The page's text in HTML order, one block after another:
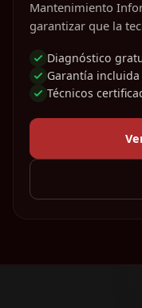
Mantenimiento
garantizar que la
Diagnóstico
Garantía incluida
Técnicos